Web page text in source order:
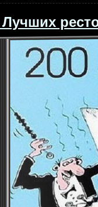
Лучших